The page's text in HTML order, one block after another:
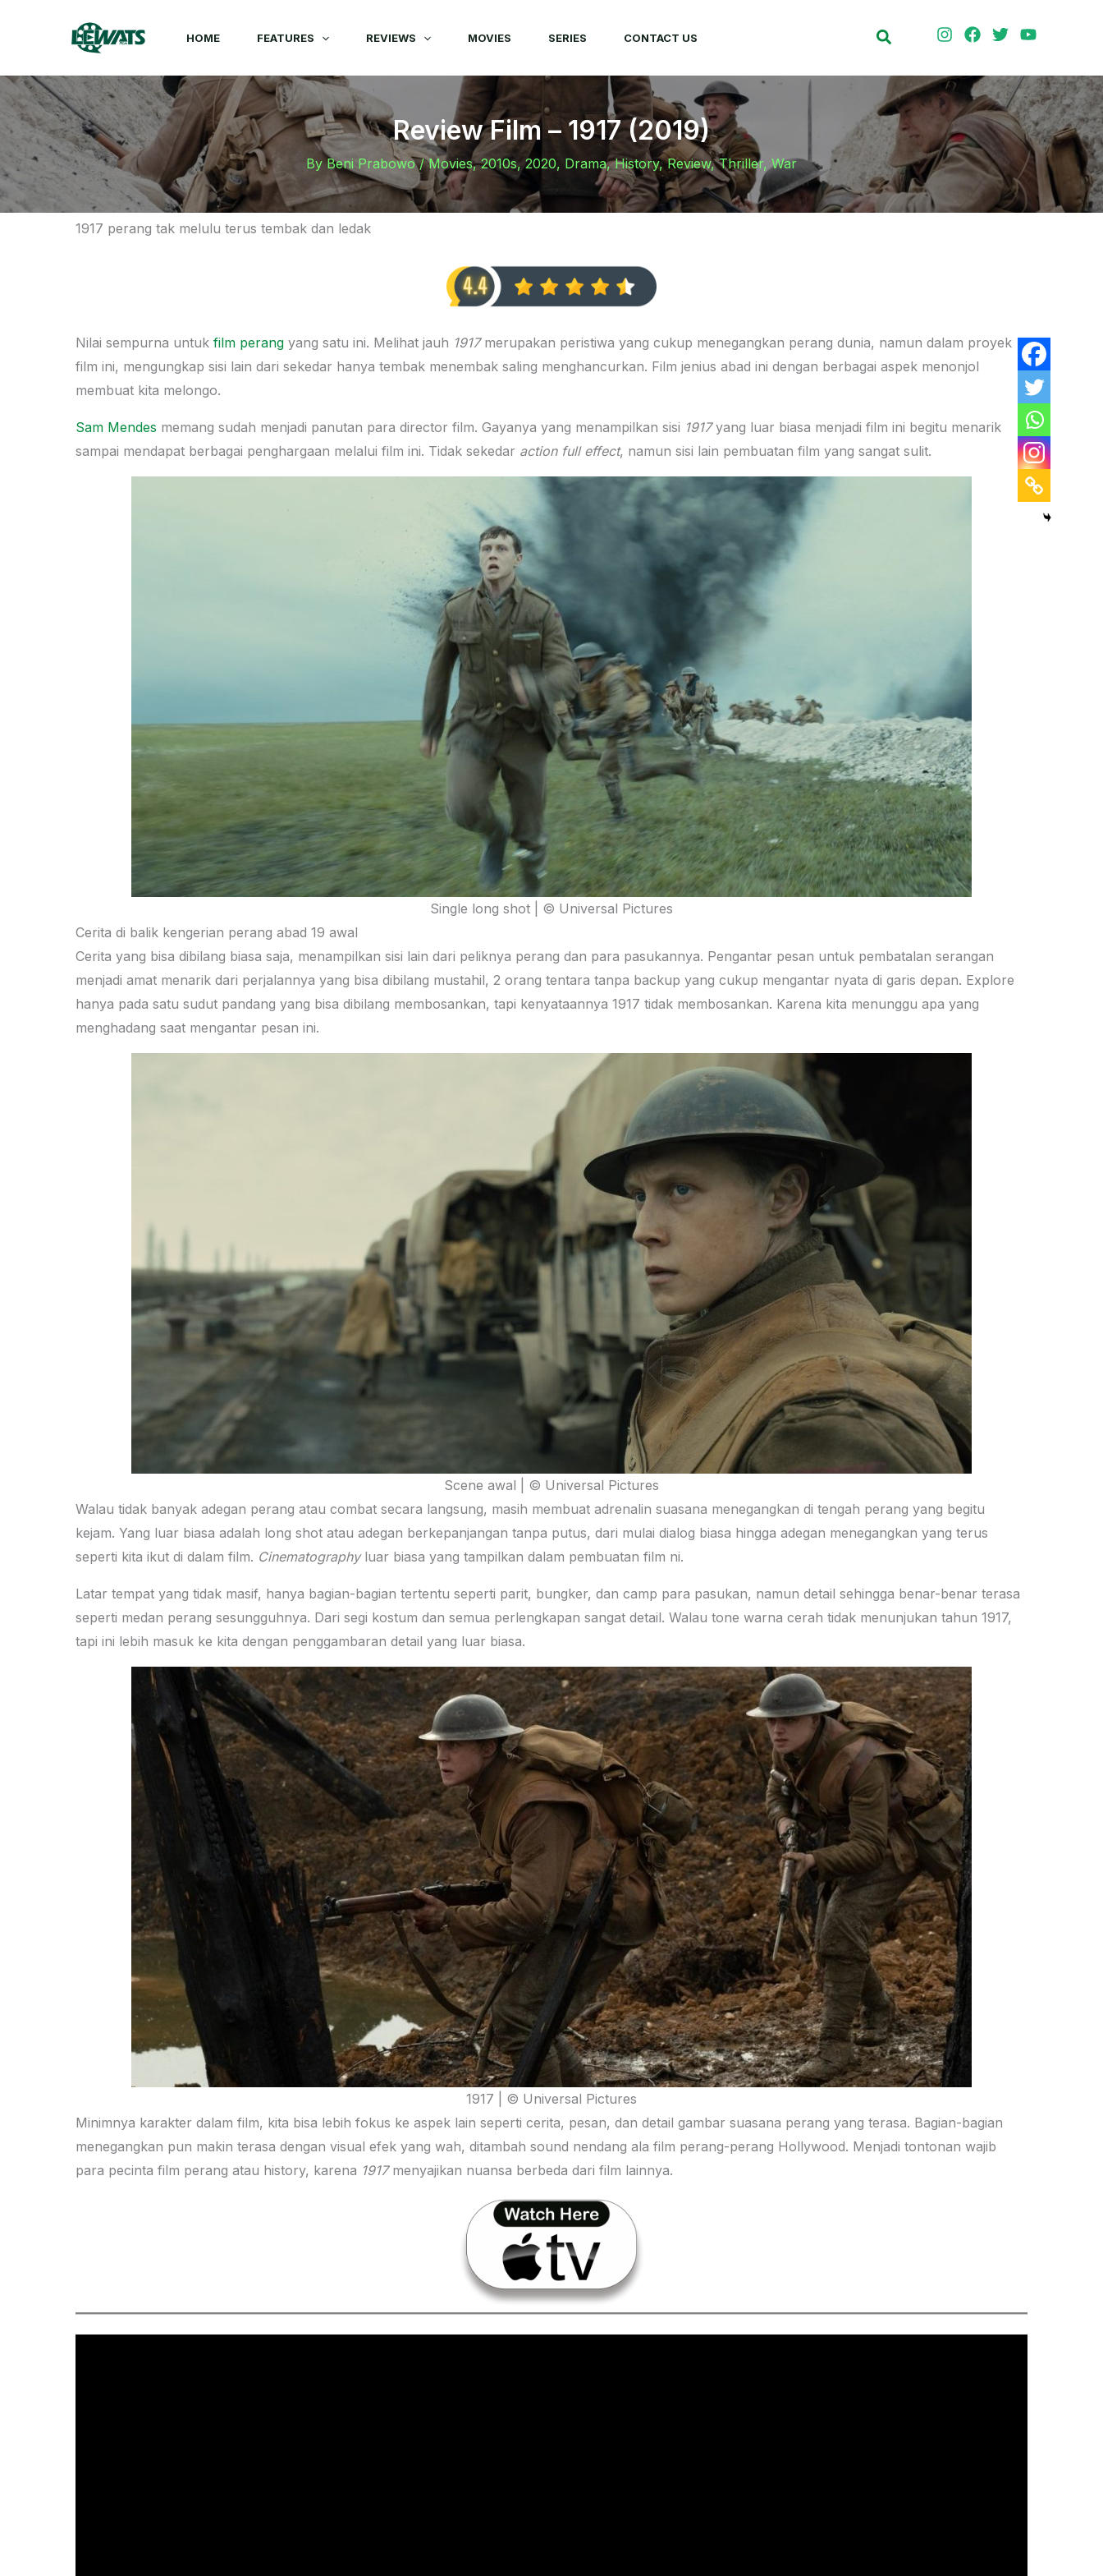
HOME FEATURES REVIEWS MOVIES SERIES CONTACT US Search
Review Film – 1917 (2019)
ByBeni Prabowo/Movies,2010s,2020, Drama,History,Review,Thriller,War
1917 perang tak melulu terus tembak dan ledak
Nilai sempurna untuk film perang yang satu ini. Melihat jauh 1917merupakan peristiwa yang cukup menegangkan perang dunia, namun dalam proyek
film ini, mengungkap sisi lain dari sekedar hanya tembak menembak saling menghancurkan. Film jenius abad ini dengan berbagai aspek menonjol
membuat kita melongo.
Sam Mendes memang sudah menjadi panutan para director film. Gayanya yang menampilkan sisi 1917yang luar biasa menjadi film ini begitu menarik
sampai mendapat berbagai penghargaan melalui film ini. Tidak sekedar action full effect, namun sisi lain pembuatan film yang sangat sulit.
Single long shot | © Universal Pictures
Cerita di balik kengerian perang abad 19 awal
Cerita yang bisa dibilang biasa saja, menampilkan sisi lain dari peliknya perang dan para pasukannya. Pengantar pesan untuk pembatalan serangan
menjadi amat menarik dari perjalannya yang bisa dibilang mustahil, 2 orang tentara tanpa backup yang cukup mengantar nyata di garis depan. Explore
hanya pada satu sudut pandang yang bisa dibilang membosankan, tapi kenyataannya 1917 tidak membosankan. Karena kita menunggu apa yang
menghadang saat mengantar pesan ini.
Scene awal | © Universal Pictures
Walau tidak banyak adegan perang atau combat secara langsung, masih membuat adrenalin suasana menegangkan di tengah perang yang begitu
kejam. Yang luar biasa adalah long shot atau adegan berkepanjangan tanpa putus, dari mulai dialog biasa hingga adegan menegangkan yang terus
seperti kita ikut di dalam film. Cinematographyluar biasa yang tampilkan dalam pembuatan film ni.
Latar tempat yang tidak masif, hanya bagian-bagian tertentu seperti parit, bungker, dan camp para pasukan, namun detail sehingga benar-benar terasa
seperti medan perang sesungguhnya. Dari segi kostum dan semua perlengkapan sangat detail. Walau tone warna cerah tidak menunjukan tahun 1917,
tapi ini lebih masuk ke kita dengan penggambaran detail yang luar biasa.
1917 | © Universal Pictures
Minimnya karakter dalam film, kita bisa lebih fokus ke aspek lain seperti cerita, pesan, dan detail gambar suasana perang yang terasa. Bagian-bagian
menegangkan pun makin terasa dengan visual efek yang wah, ditambah sound nendang ala film perang-perang Hollywood. Menjadi tontonan wajib
para pecinta film perang atau history, karena 1917menyajikan nuansa berbeda dari film lainnya.